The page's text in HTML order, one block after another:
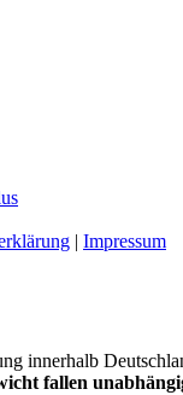
| Impressum
innerhalb
fallen